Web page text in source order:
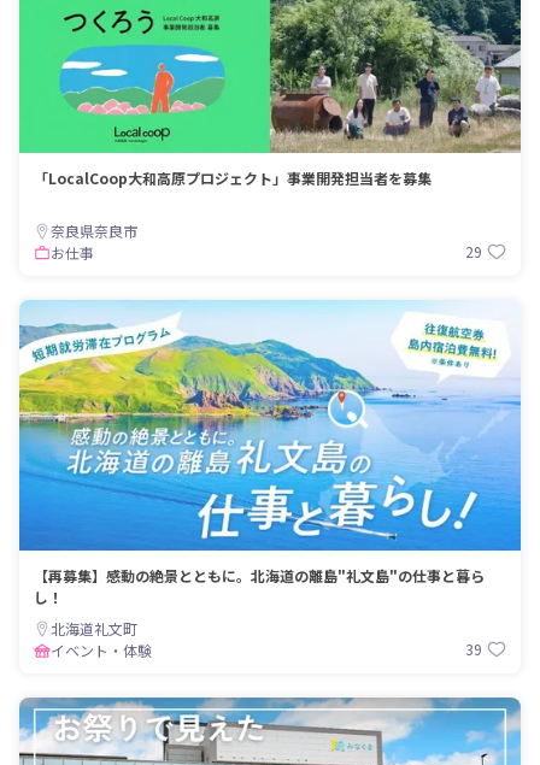
「LocalCoop大和高原プロジェクト」事業開発担当者を募集
奈良県奈良市
お仕事
29
【再募集】感動の絶景とともに。北海道の離島"礼文島"の仕事と暮ら
し！
北海道礼文町
イベント・体験
39